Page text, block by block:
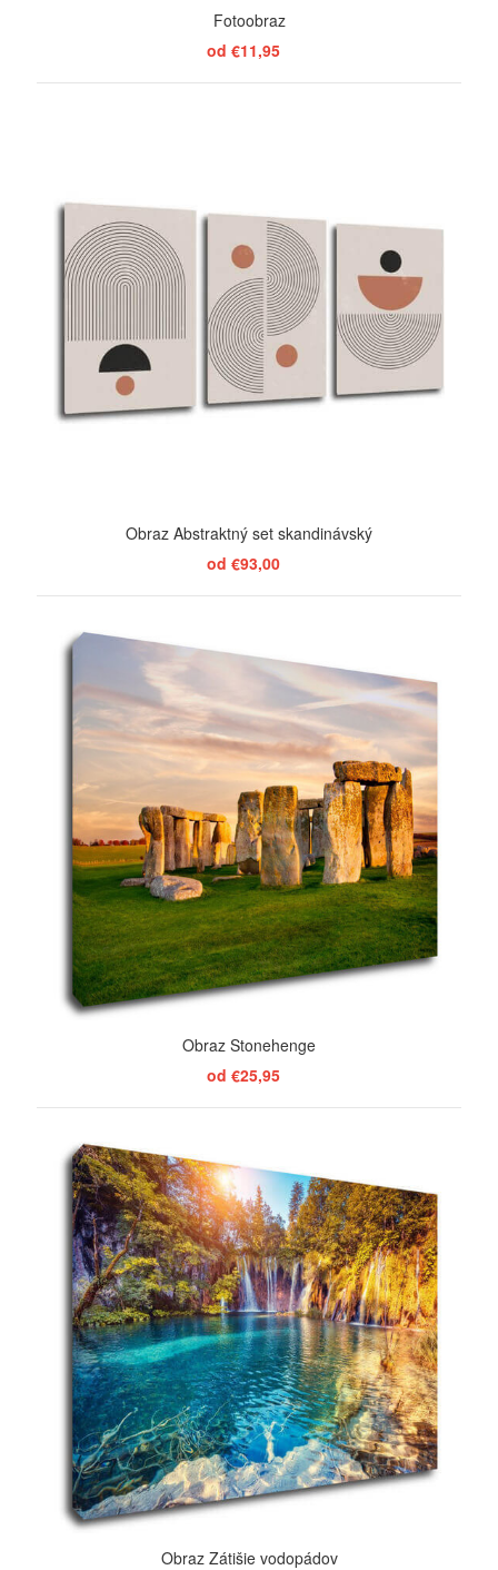
Fotoobraz
od €11,95
Obraz Abstraktný set skandinávský
od €93,00
Obraz Stonehenge
od €25,95
Obraz Zátišie vodopádov